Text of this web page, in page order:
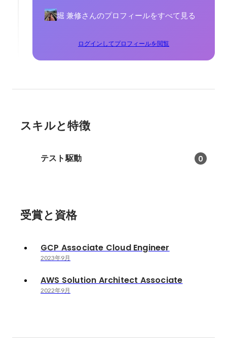
堀 兼修さんのプロフィールをすべて見る
ログインしてプロフィールを閲覧
スキルと特徴
テスト駆動 0
受賞と資格
GCP Associate Cloud Engineer
2023年9月
AWS Solution Architect Associate
2022年9月